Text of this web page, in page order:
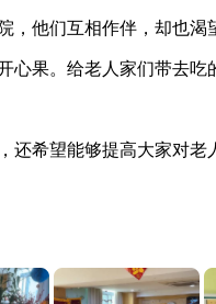
他们互相作伴，却也渴
果。给老人家们带去吃
希望能够提高大家对老